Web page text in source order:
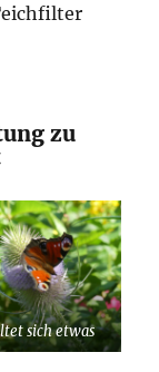
zu
sich etwas